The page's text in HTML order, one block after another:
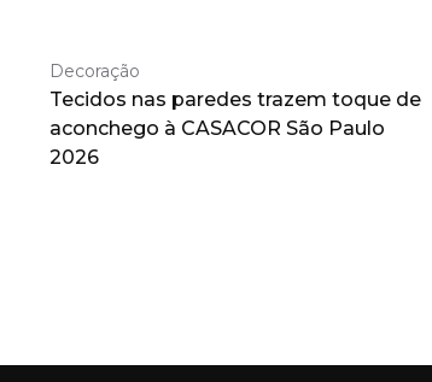
Decoração
Tecidos nas paredes trazem toque de
aconchego à CASACOR São Paulo
2026